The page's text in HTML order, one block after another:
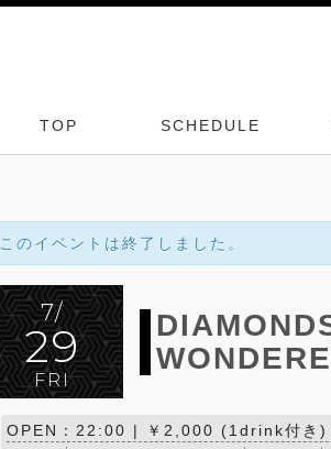
TOP SCHEDULE
このイベントは終了しました。
7/
29
FRI
OPEN：22:00 | ￥2,000 (1drink付き)